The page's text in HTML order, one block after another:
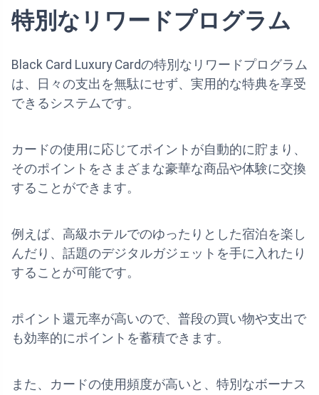
特別なリワードプログラム
Black Card Luxury Cardの特別なリワードプログラム
は、日々の支出を無駄にせず、実用的な特典を享受
できるシステムです。
カードの使用に応じてポイントが自動的に貯まり、
そのポイントをさまざまな豪華な商品や体験に交換
することができます。
例えば、高級ホテルでのゆったりとした宿泊を楽し
んだり、話題のデジタルガジェットを手に入れたり
することが可能です。
ポイント還元率が高いので、普段の買い物や支出で
も効率的にポイントを蓄積できます。
また、カードの使用頻度が高いと、特別なボーナス